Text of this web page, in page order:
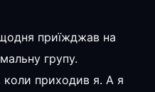
приїжджав на
групу.
коли приходив я. А я